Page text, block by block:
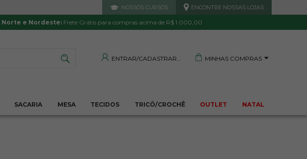
NOSSOS CURSOS ENCONTRE NOSSAS LOJAS
Norte e Nordeste:Frete Grátis para compras acima de R$ 1.000,00
ENTRAR/CADASTRAR MINHAS COMPRAS
SACARIA MESA TECIDOS TRICÔ/CROCHÊ OUTLET NATAL
PRODUTO DE QUALIDADE
Satisfação Garantida
TRANQUILIDADE E PROTEÇÃO